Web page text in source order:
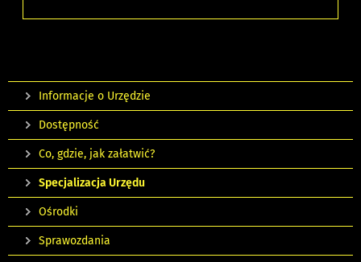
Informacje o Urzędzie
Dostępność
Co, gdzie, jak załatwić?
Specjalizacja Urzędu
Ośrodki
Sprawozdania